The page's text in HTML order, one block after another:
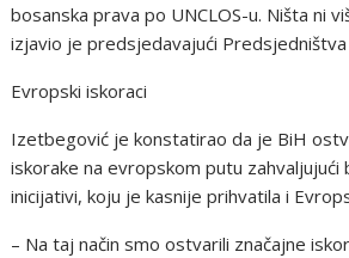
bosanska prava po UNCLOS-u. Ništa ni
izjavio je predsjedavajući Predsjedništva
Evropski iskoraci
Izetbegović je konstatirao da je BiH
iskorake na evropskom putu zahvaljujući
inicijativi, koju je kasnije prihvatila i
– Na taj način smo ostvarili značajne